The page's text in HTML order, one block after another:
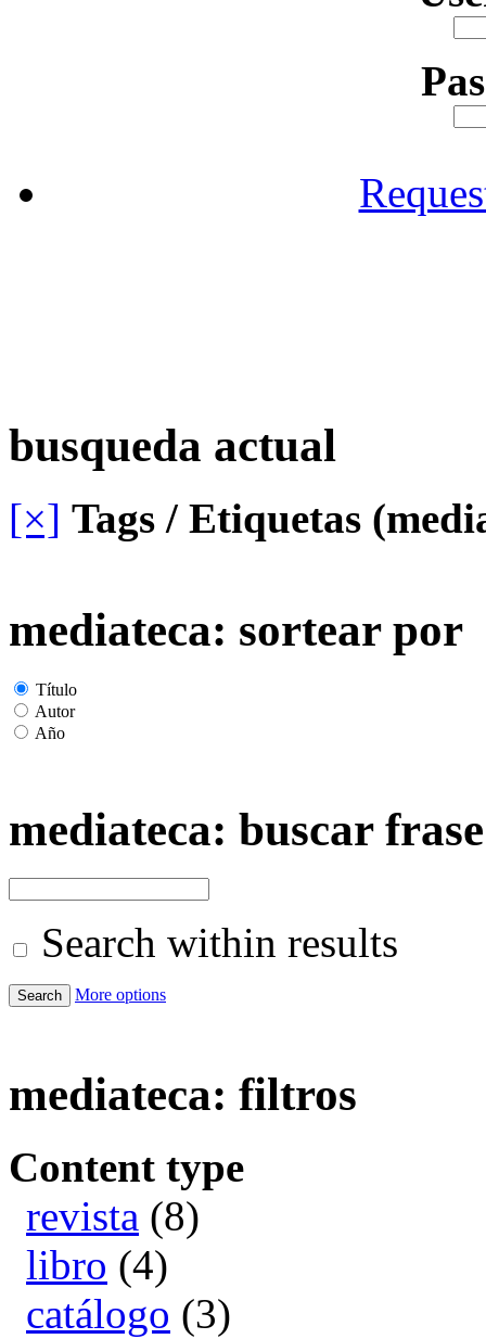
busqueda actual
[×] Tags / Etiquetas
mediateca: sortear por
Título
Autor
Año
mediateca: buscar frase
Search within results
More options
mediateca: filtros
Content type
revista (8)
libro (4)
catálogo (3)